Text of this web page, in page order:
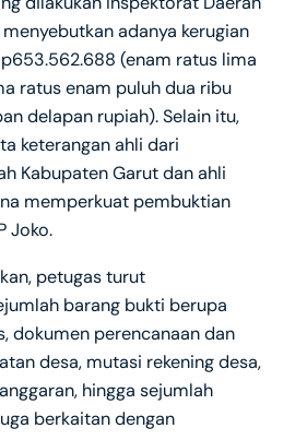
adanya kerugian
(enam ratus lima
ratus enam puluh dua ribu
delapan rupiah). Selain itu,
keterangan ahli dari
Kabupaten Garut dan ahli
memperkuat pembuktian
Joko.
petugas turut
barang bukti berupa
dokumen perencanaan dan
desa, mutasi rekening desa,
hingga sejumlah
berkaitan dengan